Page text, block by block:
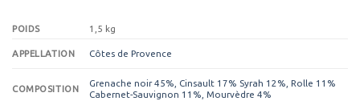
POIDS 1,5 kg
APPELLATION Côtes de Provence
COMPOSITION
Grenache noir 45%, Cinsault 17% Syrah 12%, Rolle 11%
Cabernet-Sauvignon 11%, Mourvèdre 4%